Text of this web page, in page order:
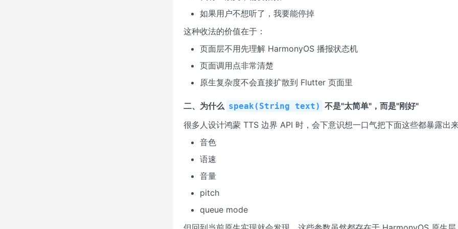
如果用户不想听了，我要能停掉
这种收法的价值在于：
页面层不用先理解 HarmonyOS 播报状态机
页面调用点非常清楚
原生复杂度不会直接扩散到 Flutter 页面里
二、为什么 speak(String text) 不是"太简单"，而是"刚好"
很多人设计鸿蒙 TTS 边界 API 时，会下意识想一口气把下面这些都暴露出来
音色
语速
音量
pitch
queue mode